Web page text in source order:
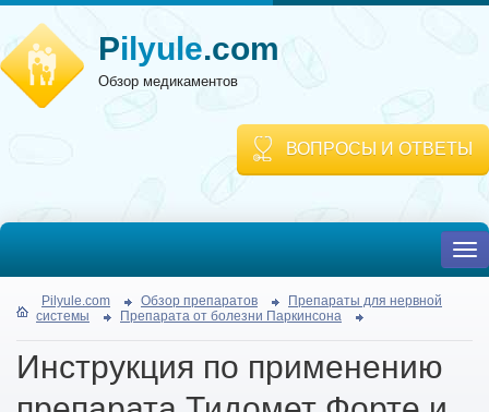
Pilyule.com
Обзор медикаментов
ВОПРОСЫ И ОТВЕТЫ
Pilyule.com Обзор препаратов
Препараты для нервной
системы
Препарата от болезни Паркинсона
Инструкция по применению